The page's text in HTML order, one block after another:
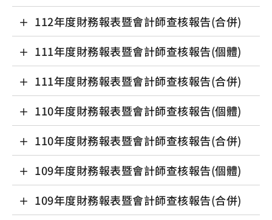
112年度財務報表暨會計師查核報告(合併)
111年度財務報表暨會計師查核報告(個體)
111年度財務報表暨會計師查核報告(合併)
110年度財務報表暨會計師查核報告(個體)
110年度財務報表暨會計師查核報告(合併)
109年度財務報表暨會計師查核報告(個體)
109年度財務報表暨會計師查核報告(合併)